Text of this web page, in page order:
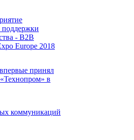
поддержки
- B2B
Europe 2018
принял
в
коммуникаций